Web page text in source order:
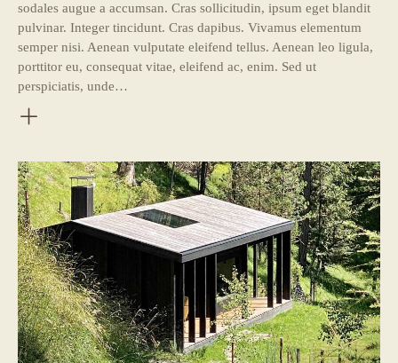
sodales augue a accumsan. Cras sollicitudin, ipsum eget blandit
pulvinar. Integer tincidunt. Cras dapibus. Vivamus elementum
semper nisi. Aenean vulputate eleifend tellus. Aenean leo ligula,
porttitor eu, consequat vitae, eleifend ac, enim. Sed ut
perspiciatis, unde…